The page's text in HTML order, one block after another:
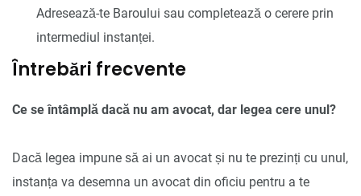
Adresează-te Baroului sau completează o cerere prin
intermediul instanței.
Întrebări frecvente
Ce se întâmplă dacă nu am avocat, dar legea cere unul?
Dacă legea impune să ai un avocat și nu te prezinți cu unul,
instanța va desemna un avocat din oficiu pentru a te